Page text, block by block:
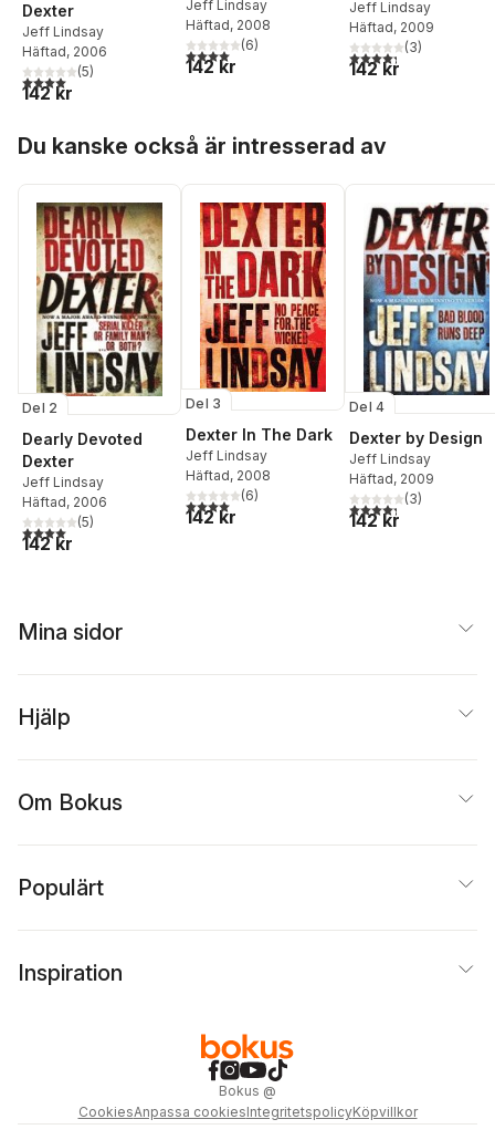
Dexter
Jeff Lindsay
Häftad, 2006
4,0utav 5 stjärnor. Totalt antal röster:
(5)
142 kr
Jeff Lindsay
Häftad, 2008
4,0utav 5 stjärnor. Totalt antal röster:
(6)
142 kr
Jeff Lindsay
Häftad, 2009
4,3utav 5 stjärnor.
(3)
142 kr
Du kanske också är intresserad av
Del 2
Dearly Devoted
Dexter
Jeff Lindsay
Häftad, 2006
4,0utav 5 stjärnor. Totalt antal röster:
(5)
142 kr
Del 3
Dexter In The Dark
Jeff Lindsay
Häftad, 2008
4,0utav 5 stjärnor. Totalt antal röster:
(6)
142 kr
Del 4
Dexter by Design
Jeff Lindsay
Häftad, 2009
4,3utav 5 stjärnor.
(3)
142 kr
Mina sidor
Hjälp
Om Bokus
Populärt
Inspiration
Bokus @
CookiesAnpassa cookiesIntegritetspolicyKöpvillkor